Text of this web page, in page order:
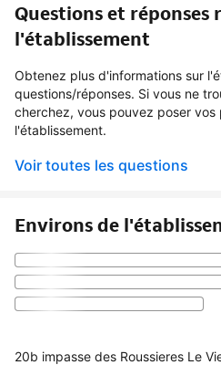
Questions et réponses
l'établissement
Obtenez plus d'informations sur
questions/réponses. Si vous ne
cherchez, vous pouvez poser vos
l'établissement.
Voir toutes les questions
Environs de
20b impasse des Roussieres Le